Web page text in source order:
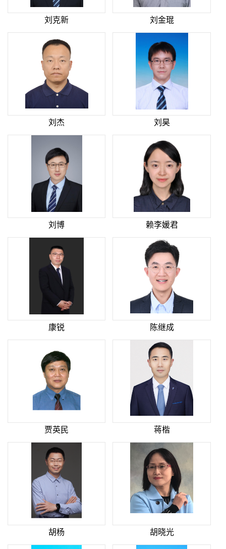
刘克新 刘金琨
刘杰 刘昊
刘博 赖李媛君
康锐 陈继成
贾英民 蒋楷
胡杨 胡晓光